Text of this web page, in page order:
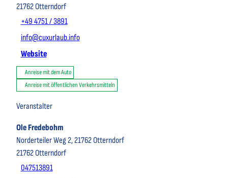
21762 Otterndorf
+49 4751 / 3891
info@cuxurlaub.info
Website
Anreise mit dem Auto
Anreise mit öffentlichen Verkehrsmitteln
Veranstalter
Ole Fredebohm
Norderteiler Weg 2, 21762 Otterndorf
21762 Otterndorf
047513891